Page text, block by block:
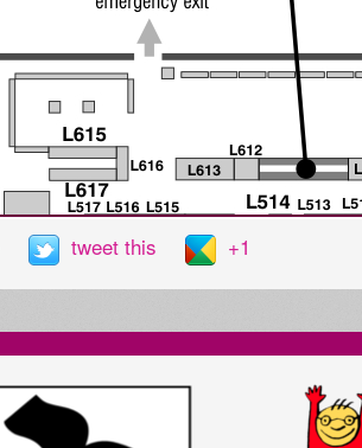
tweet this +1